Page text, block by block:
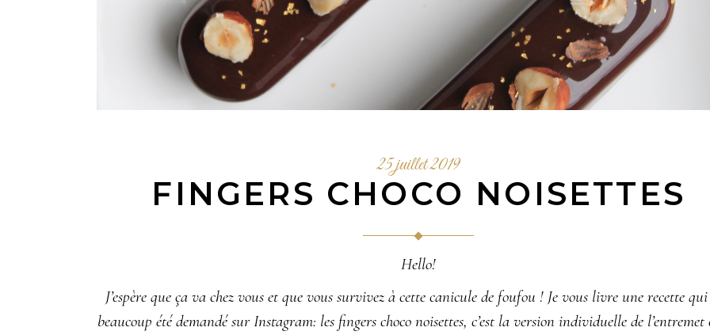
25 juillet 2019
FINGERS CHOCO NOISETTES
Hello!
J’espère que ça va chez vous et que vous survivez à cette canicule de foufou ! Je vous livre une recette qui
beaucoup été demandé sur Instagram: les fingers choco noisettes,c’est la version individuelle de l’entremet